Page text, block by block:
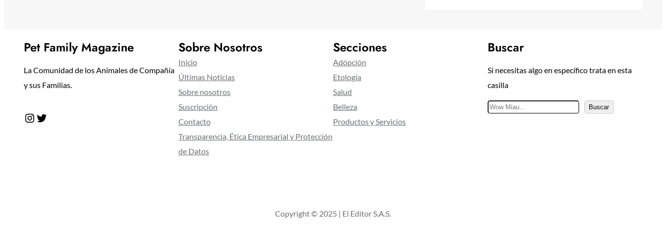
Pet Family Magazine
La Comunidad de los Animales de Compañía
y sus Familias.
Instagram Twitter
Sobre Nosotros
Inicio
Últimas Noticias
Sobre nosotros
Suscripción
Contacto
Transparencia, Ética Empresarial y Protección
de Datos
Secciones
Adópción
Etología
Salud
Belleza
Productos y Servicios
Buscar
Si necesitas algo en específico trata en esta
casilla
B
Buscar
Copyright © 2025 | El Editor S.A.S.